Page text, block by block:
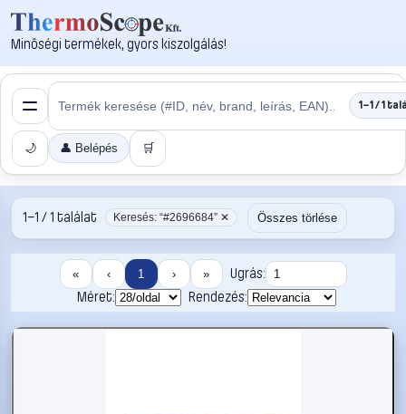
Minőségi termékek, gyors kiszolgálás!
1–1 / 1
🌙 👤 Belépés 🛒
1–1 / 1 találat Keresés: “#2696684” ✕ Összes törlése
« ‹ 1 › »
Ugrás:
Méret:
Rendezés: